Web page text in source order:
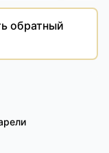
обратный